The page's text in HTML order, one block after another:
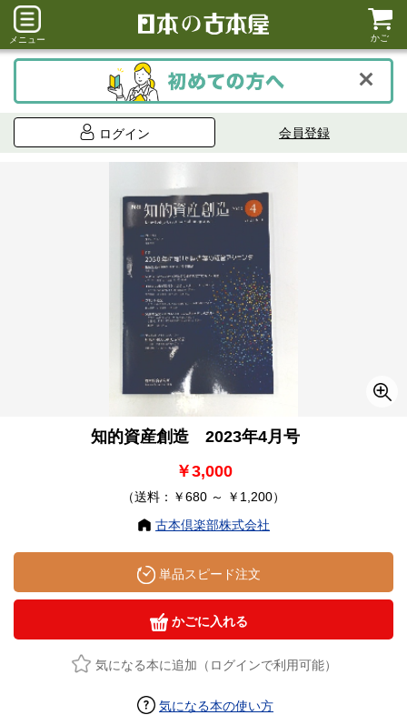
メニュー かご
ログイン 会員登録
知的資産創造 2023年4月号
￥3,000
（送料：￥680 ～ ￥1,200）
古本倶楽部株式会社
単品スピード注文
かごに入れる
気になる本に追加（ログインで利用可能）
気になる本の使い方